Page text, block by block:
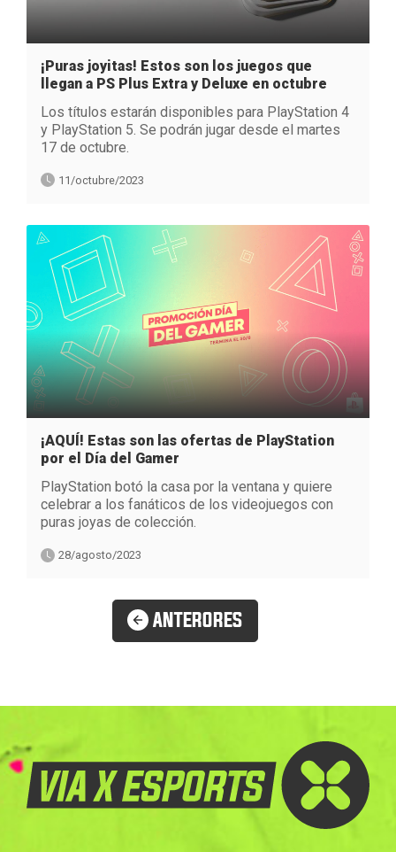
¡Puras joyitas! Estos son los juegos que
llegan a PS Plus Extra y Deluxe en octubre
Los títulos estarán disponibles para PlayStation 4
y PlayStation 5. Se podrán jugar desde el martes
17 de octubre.
11/octubre/2023
¡AQUÍ! Estas son las ofertas de PlayStation
por el Día del Gamer
PlayStation botó la casa por la ventana y quiere
celebrar a los fanáticos de los videojuegos con
puras joyas de colección.
28/agosto/2023
ANTERORES